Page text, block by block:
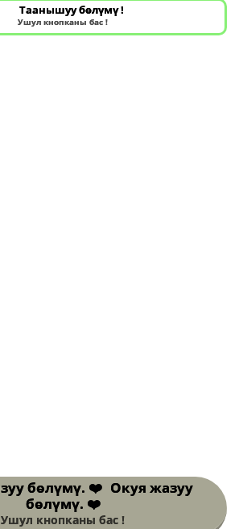
Таанышуу бөлүмү !
Ушул кнопканы бас !
Окуя жазуу
бөлүмү. ❤️
Ушул кнопканы бас !